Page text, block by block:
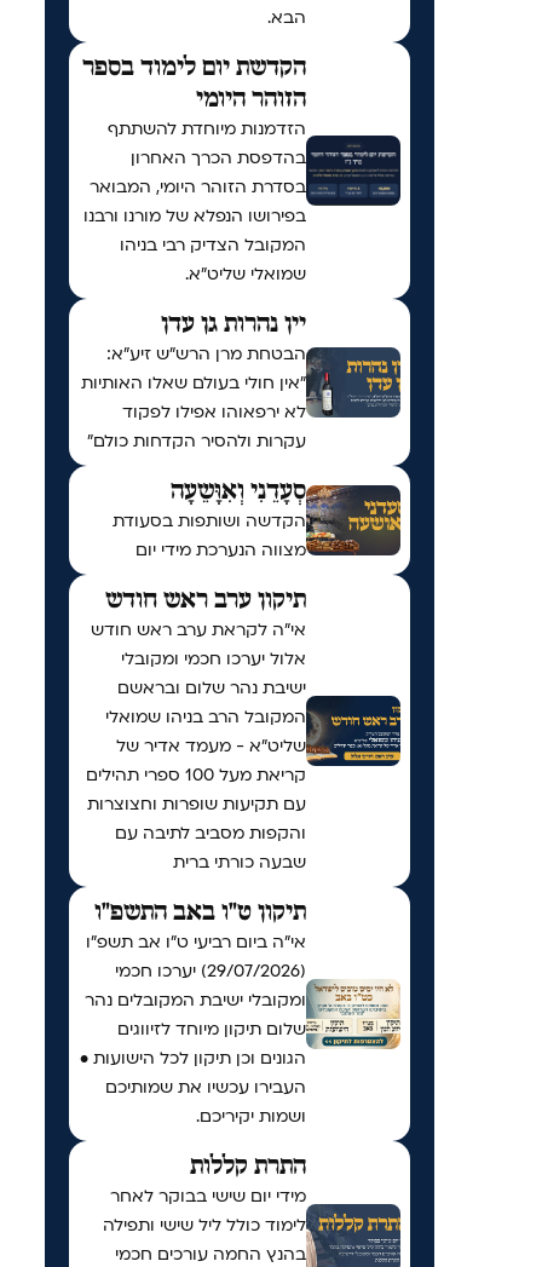
הבא.
הקדשת יום לימוד בספר
הזוהר היומי
הזדמנות מיוחדת להשתתף
בהדפסת הכרך האחרון
בסדרת הזוהר היומי, המבואר
בפירושו הנפלא של מורנו ורבנו
המקובל הצדיק רבי בניהו
שמואלי שליט״א.
יין נהרות גן עדן
הבטחת מרן הרש"ש זיע"א:
"אין חולי בעולם שאלו האותיות
לא ירפאוהו אפילו לפקוד
עקרות ולהסיר הקדחות כולם"
סְעָדֵנִי וְאִוָּשֵעָה
הקדשה ושותפות בסעודת
מצווה הנערכת מידי יום
תיקון ערב ראש חודש
אי"ה לקראת ערב ראש חודש
אלול יערכו חכמי ומקובלי
ישיבת נהר שלום ובראשם
המקובל הרב בניהו שמואלי
שליט״א - מעמד אדיר של
קריאת מעל 100 ספרי תהילים
עם תקיעות שופרות וחצוצרות
והקפות מסביב לתיבה עם
שבעה כורתי ברית
תיקון ט"ו באב התשפ"ו
אי"ה ביום רביעי ט״ו אב תשפ״ו
(29/07/2026) יערכו חכמי
ומקובלי ישיבת המקובלים נהר
שלום תיקון מיוחד לזיווגים
הגונים וכן תיקון לכל הישועות •
העבירו עכשיו את שמותיכם
ושמות יקיריכם.
התרת קללות
מידי יום שישי בבוקר לאחר
לימוד כולל ליל שישי ותפילה
בהנץ החמה עורכים חכמי